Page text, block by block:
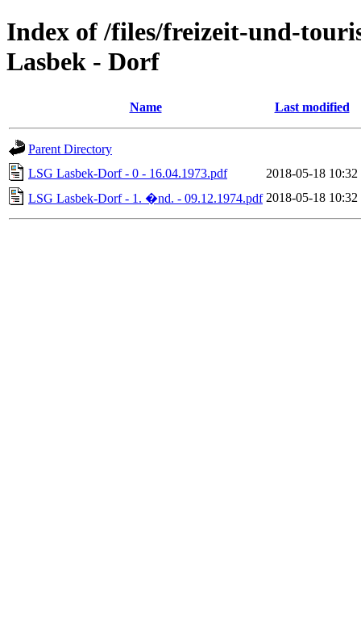
Index of /files/freizeit-und-
Lasbek - Dorf
Name Last modified
Parent Directory
LSG Lasbek-Dorf - 0 - 16.04.1973.pdf
2018-05-18 10:32
LSG Lasbek-Dorf - 1. �nd. - 09.12.1974.pdf 2018-05-18 10:32